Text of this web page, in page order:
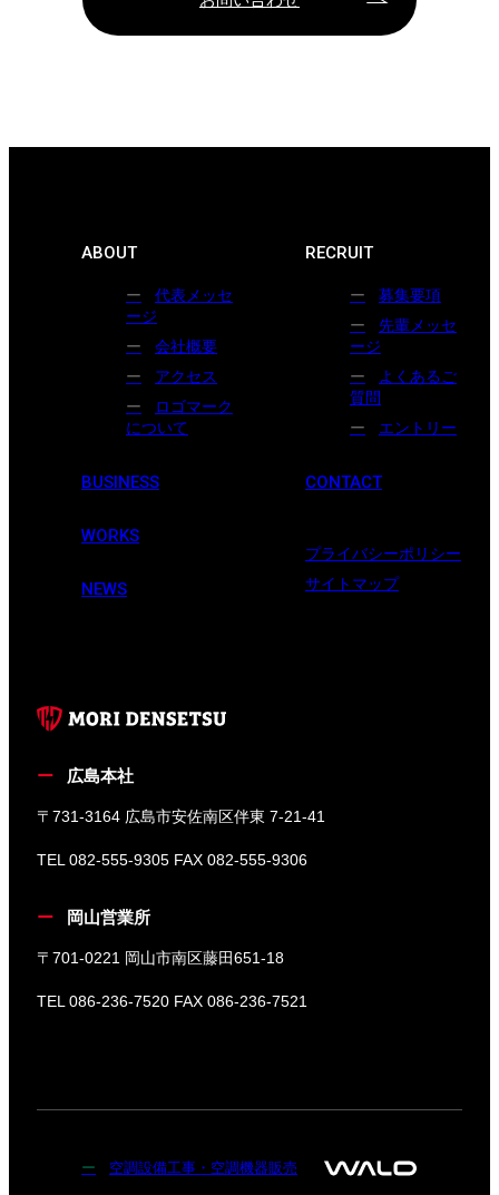
ABOUT
代表メッセ
ージ
会社概要
アクセス
ロゴマーク
について
BUSINESS
WORKS
NEWS
RECRUIT
募集要項
先輩メッセ
ージ
よくあるご
質問
エントリー
CONTACT
プライバシーポリシー
サイトマップ
広島本社
〒731-3164 広島市安佐南区伴東 7-21-41
TEL 082-555-9305 FAX 082-555-9306
岡山営業所
〒701-0221 岡山市南区藤田651-18
TEL 086-236-7520 FAX 086-236-7521
空調設備工事・空調機器販売